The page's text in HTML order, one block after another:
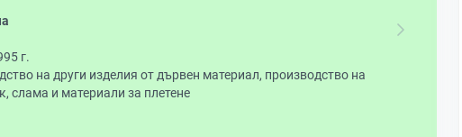
г.
на други изделия от дървен материал, производство на
слама и материали за плетене